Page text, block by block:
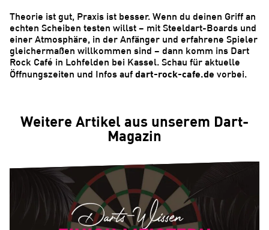
Theorie ist gut, Praxis ist besser. Wenn du deinen Griff an
echten Scheiben testen willst – mit Steeldart-Boards und
einer Atmosphäre, in der Anfänger und erfahrene Spieler
gleichermaßen willkommen sind – dann komm ins Dart
Rock Café in Lohfelden bei Kassel. Schau für aktuelle
Öffnungszeiten und Infos auf dart-rock-cafe.de vorbei.
Weitere Artikel aus unserem Dart-
Magazin